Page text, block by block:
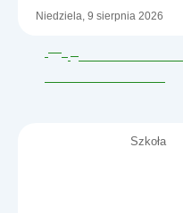
Niedziela, 9 sierpnia 2026
Szkoła